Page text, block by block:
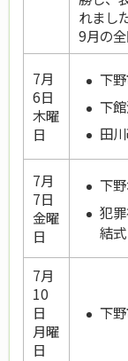
れまし
9月の全
7月
6日
木曜
日
下
下
田
7月
7日
金曜
日
下
犯
結式
7月
10
日
月曜
日
下